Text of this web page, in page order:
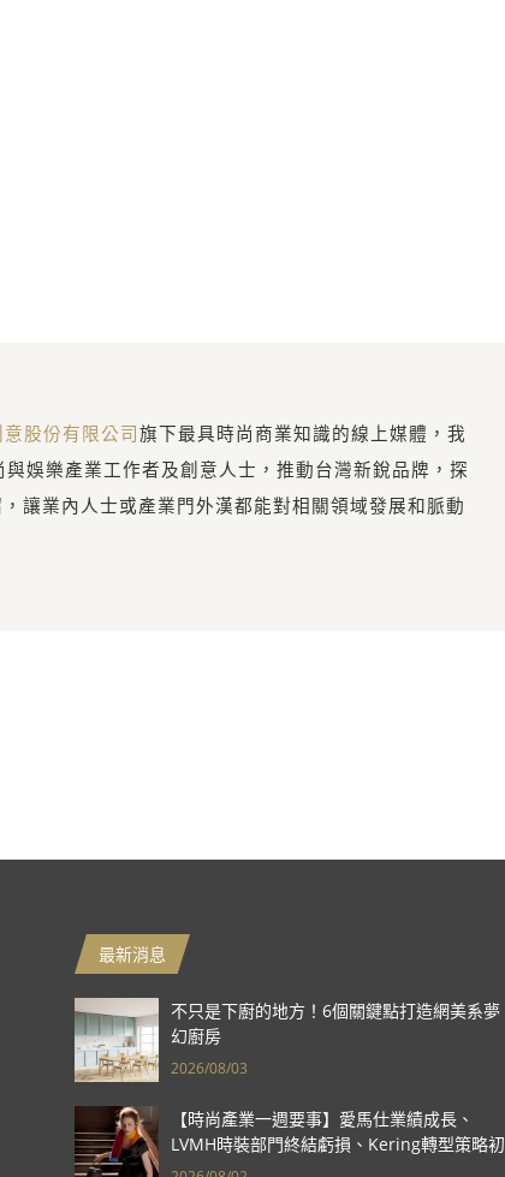
股份有限公司旗下最具時尚商業知識的線上媒體，我
娛樂產業工作者及創意人士，推動台灣新銳品牌，探
讓業內人士或產業門外漢都能對相關領域發展和脈動
最新消息
不只是下廚的地方！6個關鍵點打造網美系夢
幻廚房
2026/08/03
【時尚產業一週要事】愛馬仕業績成長、
LVMH時裝部門終結虧損、Kering轉型策略初
現成效、Prada集團財報亮眼